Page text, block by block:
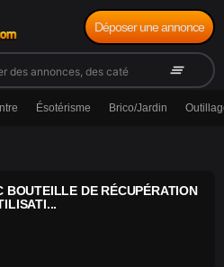
clear_all
Déposer une annonce
Ésotérisme Brico/Jardin
BOUTEILLE DE RÉCUPÉRATION